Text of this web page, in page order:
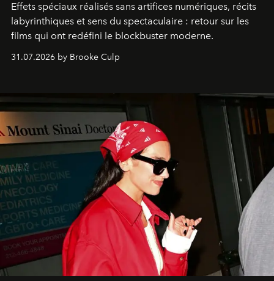
Effets spéciaux réalisés sans artifices numériques, récits
labyrinthiques et sens du spectaculaire : retour sur les
films qui ont redéfini le blockbuster moderne.
31.07.2026 by Brooke Culp